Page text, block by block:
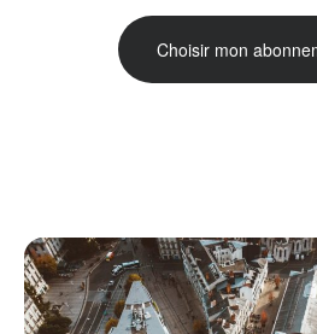
Choisir mon